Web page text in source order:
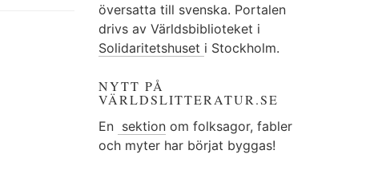
översatta till svenska. Portalen
drivs av Världsbiblioteket i
Solidaritetshuset i Stockholm.
NYTT PÅ
VÄRLDSLITTERATUR.SE
En sektionom folksagor, fabler
och myter har börjat byggas!